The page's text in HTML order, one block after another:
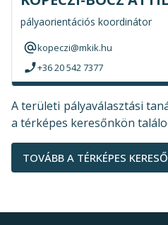
pályaorientációs koordinátor
kopeczi@mkik.hu
+36 20 542 7377
A területi pályaválasztási
a térképes keresőnkön
TOVÁBB A TÉRKÉPES